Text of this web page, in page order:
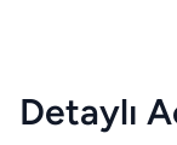
Detaylı